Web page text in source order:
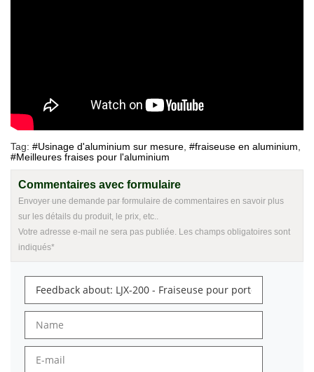
Tag: #Usinage d'aluminium sur mesure #fraiseuse en aluminium
#Meilleures fraises pour l'aluminium
Commentaires avec formulaire
Envoyer une demande par formulaire de commentaires en savoir plus
sur les détails du produit, le prix, etc..
Votre adresse e-mail ne sera pas publiée. Les champs obligatoires sont
indiqués*